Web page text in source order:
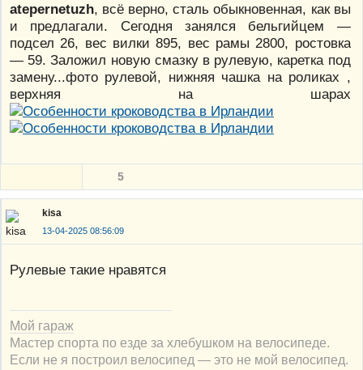
atepernetuzh, всё верно, сталь обыкновенная, как вы
и предлагали. Сегодня занялся бельгийцем —
подсел 26, вес вилки 895, вес рамы 2800, ростовка
— 59. Заложил новую смазку в рулевую, каретка под
замену...фото рулевой, нижняя чашка на роликах ,
верхняя на шарах
5
kisa
13-04-2025 08:56:09
Рулевые такие нравятся
Мой гараж
Мастер спорта по езде за хлебушком на велосипеде.
Если не я построил велосипед — это не мой велосипед.